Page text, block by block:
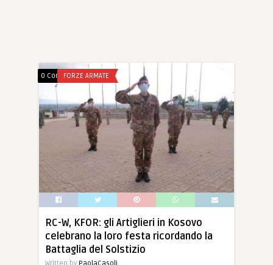
0 CommentsFORZE ARMATE
RC-W, KFOR: gli Artiglieri in Kosovo
celebrano la loro festa ricordando la
Battaglia del Solstizio